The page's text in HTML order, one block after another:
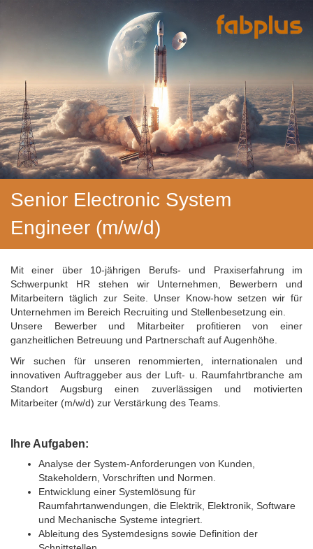
Senior Electronic System
Engineer (m/w/d)
Mit einer über 10-jährigen Berufs- und Praxiserfahrung im
Schwerpunkt HR stehen wir Unternehmen, Bewerbern und
Mitarbeitern täglich zur Seite. Unser Know-how setzen wir für
Unternehmen im Bereich Recruiting und Stellenbesetzung ein.
Unsere Bewerber und Mitarbeiter profitieren von einer
ganzheitlichen Betreuung und Partnerschaft auf Augenhöhe.
Wir suchen für unseren renommierten, internationalen und
innovativen Auftraggeber aus der Luft- u. Raumfahrtbranche am
Standort Augsburg einen zuverlässigen und motivierten
Mitarbeiter (m/w/d) zur Verstärkung des Teams.
Ihre Aufgaben:
Analyse der System-Anforderungen von Kunden,
Stakeholdern, Vorschriften und Normen.
Entwicklung einer Systemlösung für
Raumfahrtanwendungen, die Elektrik, Elektronik, Software
und Mechanische Systeme integriert.
Ableitung des Systemdesigns sowie Definition der